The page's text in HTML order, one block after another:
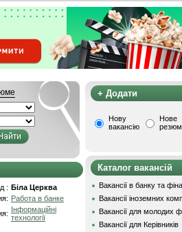
: Біла Церква
Работа в банке
Інформаційні
технології
+ Додати
Нову
вакансію
Нове
Каталог вакансій
Вакансії в банку та
Вакансії іноземних
Вакансії для молодих
Вакансії для Керівників